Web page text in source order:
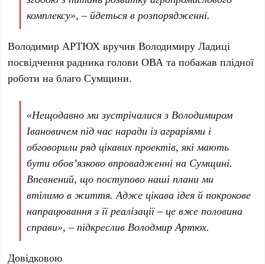
комплексу», – йдеться в розпорядженні.
Володимир АРТЮХ вручив Володимиру Ладиці
посвідчення радника голови ОВА та побажав плідної
роботи на благо Сумщини.
«Нещодавно ми зустрічалися з Володимиром
Івановичем під час наради із аграріями і
обговорили ряд цікавих проектів, які мають
бути обов’язково впровадженні на Сумщині.
Впевнений, що поступово наші плани ми
втілимо в життя. Адже цікава ідея й покрокове
напрацювання з її реалізації – це вже половина
справи», – підкреслив Володмир Артюх.
Довідковою